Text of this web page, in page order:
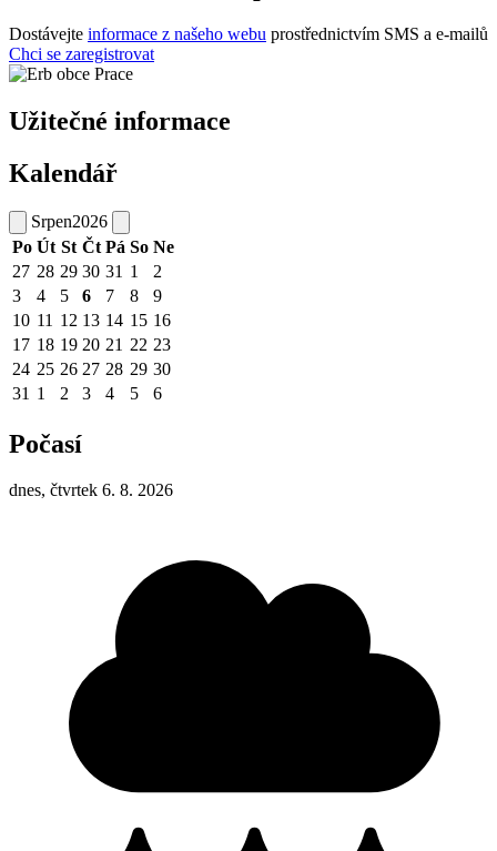
Dostávejte informace z našeho webu prostřednictvím SMS a e-mailů
Chci se zaregistrovat
Užitečné informace
Kalendář
Srpen2026
Po Út St Čt Pá So Ne
27 28 29 30 31 1
2
3
4 5 6 7 8
9
10 11 12 13 14 15 16
17 18 19 20 21 22 23
24 25 26 27 28 29 30
31 1 2 3 4 5 6
Počasí
dnes, čtvrtek 6. 8. 2026